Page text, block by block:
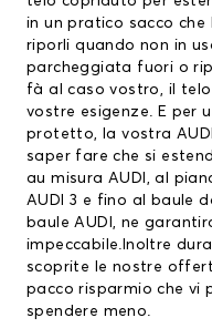
in un pratico sacco
riporli quando non in
parcheggiata fuori o
fà al caso vostro, il
vostre esigenze. E per
protetto, la vostra
saper fare che si
au misura AUDI , al
AUDI 3 e fino al baule
baule AUDI, ne
impeccabile.Inoltre
scoprite le nostre
pacco risparmio che vi
spendere meno.